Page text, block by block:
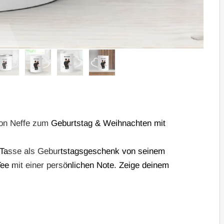
Neffe zum Geburtstag & Weihnachten mit
als Geburtstagsgeschenk von seinem
mit einer persönlichen Note. Zeige deinem